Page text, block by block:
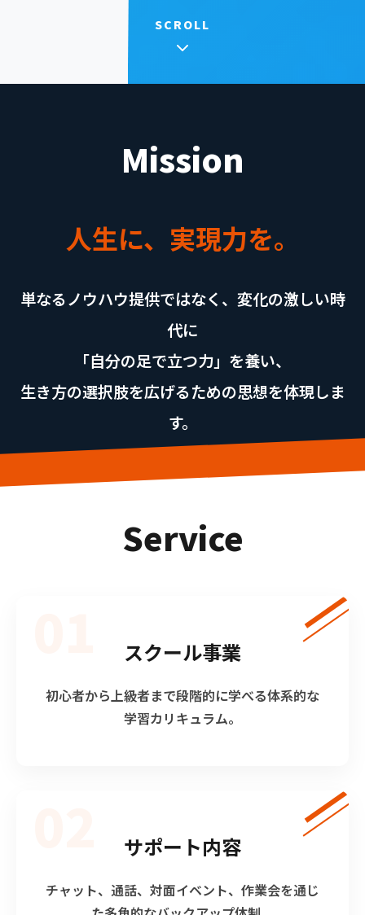
SCROLL
Mission
人生に、実現力を。
単なるノウハウ提供ではなく、変化の激しい時
代に
「自分の足で立つ力」を養い、
生き方の選択肢を広げるための思想を体現しま
す。
Service
スクール事業
初心者から上級者まで段階的に学べる体系的な
学習カリキュラム。
サポート内容
チャット、通話、対面イベント、作業会を通じ